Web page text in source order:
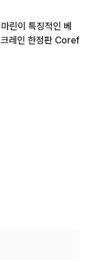
린이 특징적인 베
크레인 한정판 Coref